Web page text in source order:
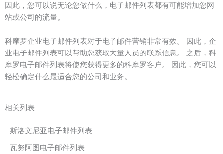
因此，您可以说无论您做什么，电子邮件列表都有可能增加您网
站或公司的流量。
科摩罗企业电子邮件列表对于电子邮件营销非常有效。 因此，企
业电子邮件列表可以帮助您获取大量人员的联系信息。 之后，科
摩罗电子邮件列表将使您获得更多的科摩罗客户。 因此，您可以
轻松确定什么最适合您的公司和业务。
相关列表
斯洛文尼亚电子邮件列表
瓦努阿图电子邮件列表